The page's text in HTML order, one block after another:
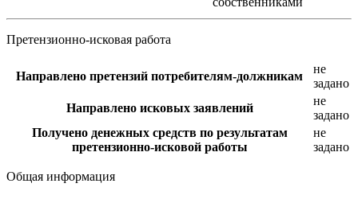
Претензионно-исковая работа
Направлено претензий потребителям-должникам
не
задано
Направлено исковых заявлений
не
задано
Получено денежных средств по результатам
претензионно-исковой работы
не
задано
Общая информация